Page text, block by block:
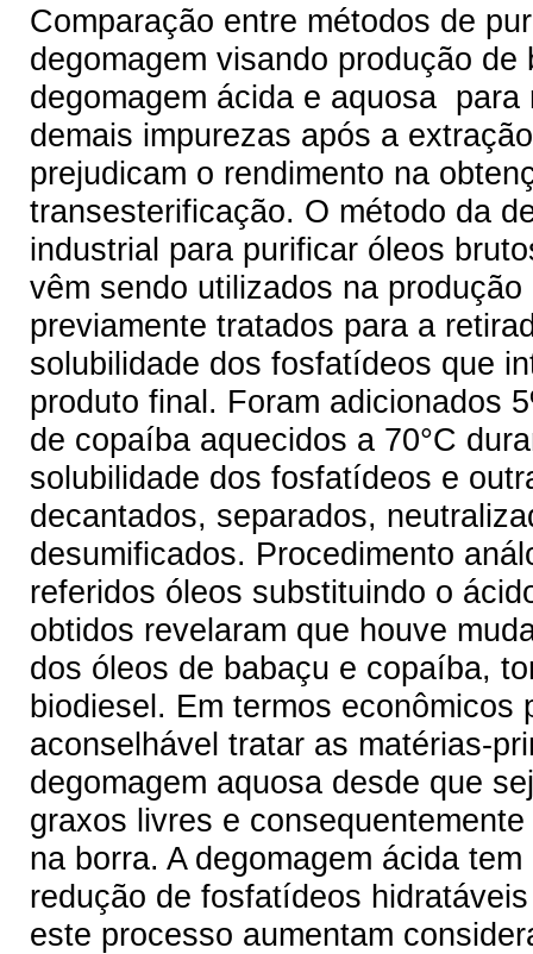
Comparação entre métodos de
degomagem visando produção
degomagem ácida e aquosa
demais impurezas após a
prejudicam o rendimento na
transesterificação. O método da
industrial para purificar óleos
vêm sendo utilizados na
previamente tratados para a
solubilidade dos fosfatídeos que
produto final. Foram adicionados
de copaíba aquecidos a 70°C
solubilidade dos fosfatídeos e
decantados, separados,
desumificados. Procedimento
referidos óleos substituindo o
obtidos revelaram que houve
dos óleos de babaçu e copaíba,
biodiesel. Em termos econômicos
aconselhável tratar as matérias-
degomagem aquosa desde que
graxos livres e
na borra. A degomagem ácida
redução de fosfatídeos
este processo aumentam